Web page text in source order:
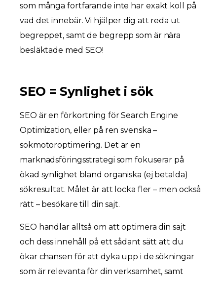
som många fortfarande inte har exakt koll på
vad det innebär. Vi hjälper dig att reda ut
begreppet, samt de begrepp som är nära
besläktade med SEO!
SEO = Synlighet i sök
SEO är en förkortning för Search Engine
Optimization, eller på ren svenska –
sökmotoroptimering. Det är en
marknadsföringsstrategi som fokuserar på
ökad synlighet bland organiska (ej betalda)
sökresultat. Målet är att locka fler – men också
rätt – besökare till din sajt.
SEO handlar alltså om att optimera din sajt
och dess innehåll på ett sådant sätt att du
ökar chansen för att dyka upp i de sökningar
som är relevanta för din verksamhet, samt